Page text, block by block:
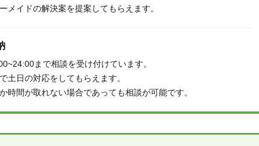
メイドの解決案を提案してもらえます。
まで相談を受け付けています。
土日の対応をしてもらえます。
時間が取れない場合であっても相談が可能です。